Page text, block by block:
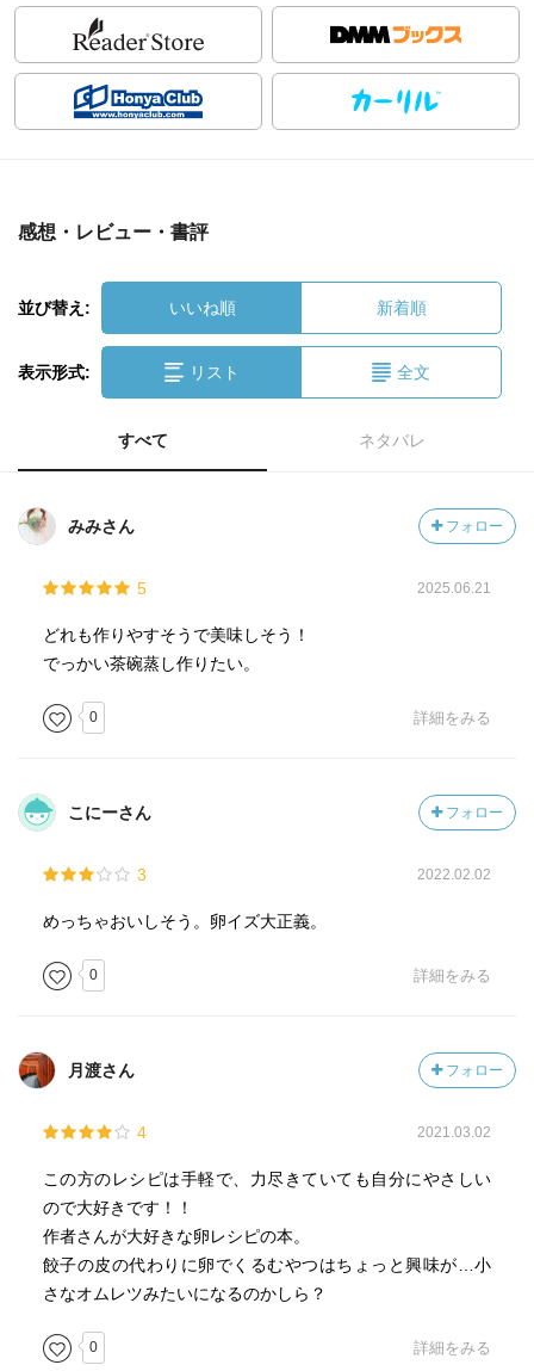
感想・レビュー・書評
並び替え: いいね順 新着順
表示形式: リスト 全文
すべて ネタバレ
みみさん フォロー
5 2025.06.21
どれも作りやすそうで美味しそう！
でっかい茶碗蒸し作りたい。
0 詳細をみる
こにーさん フォロー
3 2022.02.02
めっちゃおいしそう。卵イズ大正義。
0 詳細をみる
月渡さん フォロー
4 2021.03.02
この方のレシピは手軽で、力尽きていても自分にやさしい
ので大好きです！！
作者さんが大好きな卵レシピの本。
餃子の皮の代わりに卵でくるむやつはちょっと興味が…小
さなオムレツみたいになるのかしら？
0 詳細をみる